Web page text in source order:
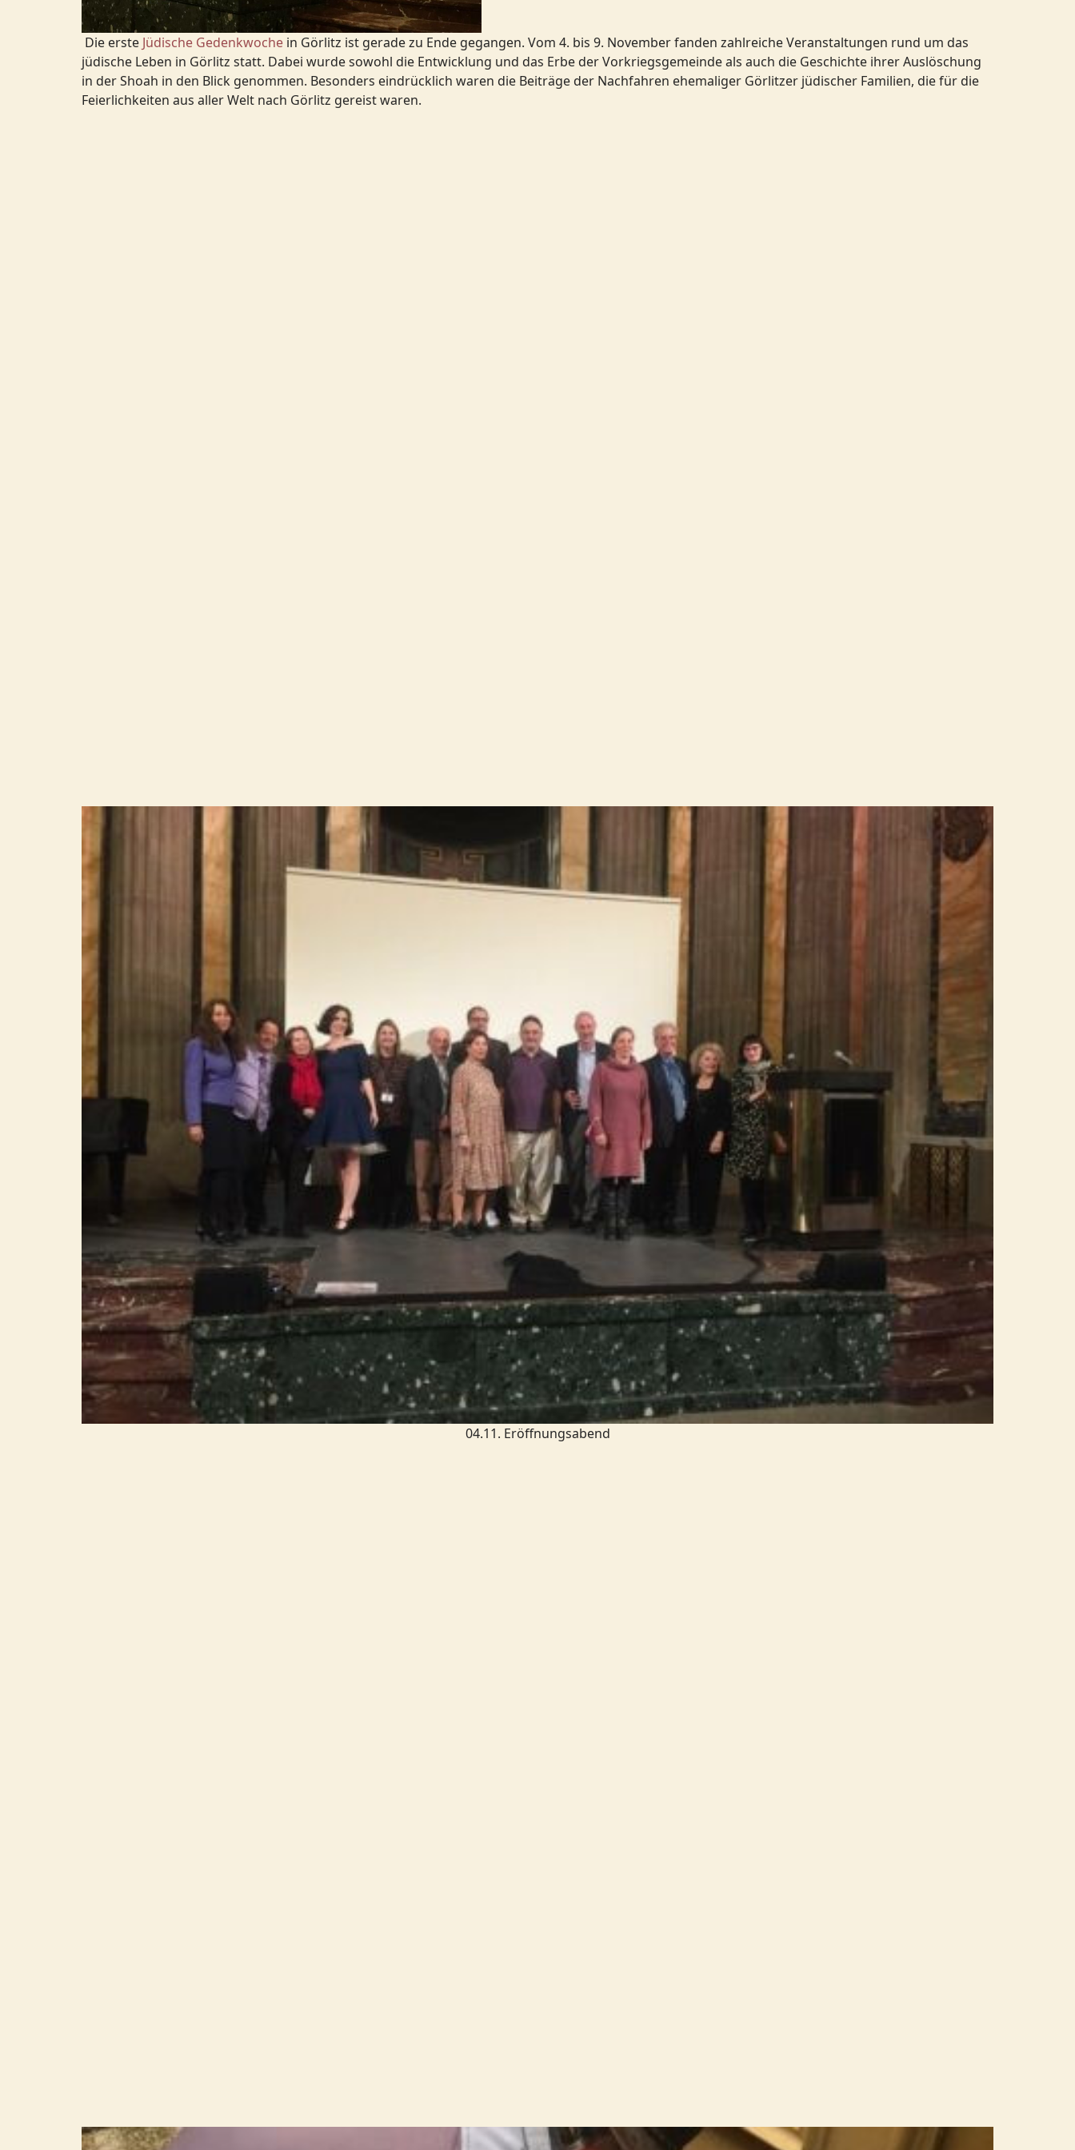
Die erste Jüdische Gedenkwoche in Görlitz ist gerade zu Ende gegangen. Vom 4. bis 9. November fanden zahlreiche Veranstaltungen rund um das
jüdische Leben in Görlitz statt. Dabei wurde sowohl die Entwicklung und das Erbe der Vorkriegsgemeinde als auch die Geschichte ihrer Auslöschung
in der Shoah in den Blick genommen. Besonders eindrücklich waren die Beiträge der Nachfahren ehemaliger Görlitzer jüdischer Familien, die für die
Feierlichkeiten aus aller Welt nach Görlitz gereist waren.
04.11. Eröffnungsabend